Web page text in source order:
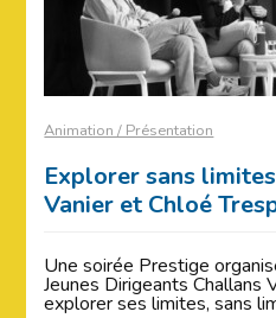
Animation / Présentation
Explorer sans
Vanier et Chloé
Une soirée Prestige
Jeunes Dirigeants Challans
explorer ses limites, sans